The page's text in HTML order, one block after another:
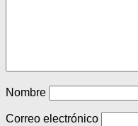
Nombre
Correo electrónico